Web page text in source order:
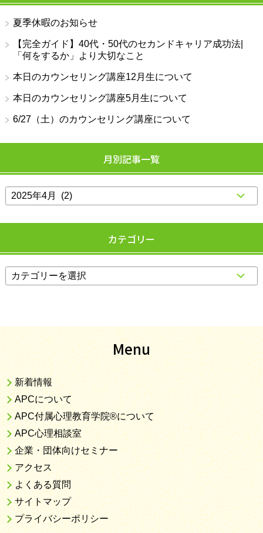
夏季休暇のお知らせ
【完全ガイド】40代・50代のセカンドキャリア成功法|
「何をするか」より大切なこと
本日のカウンセリング講座12月生について
本日のカウンセリング講座5月生について
6/27（土）のカウンセリング講座について
月別記事一覧
カテゴリー
Menu
新着情報
APCについて
APC付属心理教育学院®について
APC心理相談室
企業・団体向けセミナー
アクセス
よくある質問
サイトマップ
プライバシーポリシー